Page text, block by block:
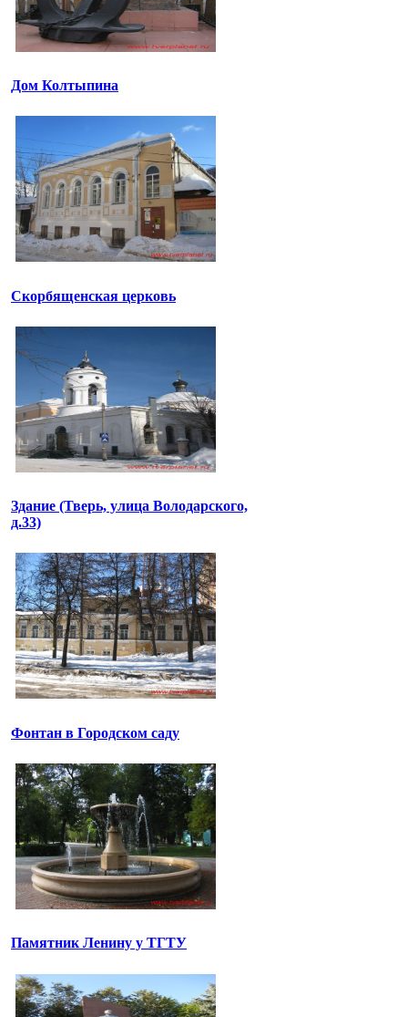
Дом Колтыпина
Скорбященская церковь
Здание (Тверь, улица Володарского,
д.33)
Фонтан в Городском саду
Памятник Ленину у ТГТУ